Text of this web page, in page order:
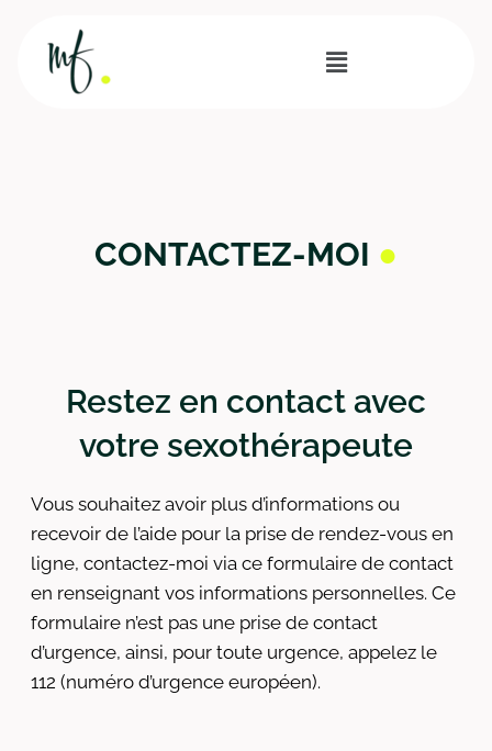
CONTACTEZ-MOI ●
Restez en contact avec
votre sexothérapeute
Vous souhaitez avoir plus d’informations ou
recevoir de l’aide pour la prise de rendez-vous en
ligne, contactez-moi via ce formulaire de contact
en renseignant vos informations personnelles. Ce
formulaire n’est pas une prise de contact
d’urgence, ainsi, pour toute urgence, appelez le
112 (numéro d’urgence européen).